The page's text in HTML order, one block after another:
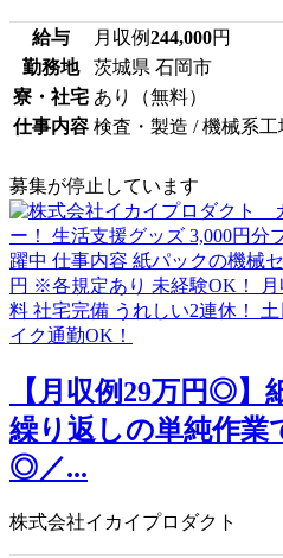
給与 月収例244,000円
勤務地
茨城県 石岡市
寮・社宅 あり（無料）
仕事内容 検査・製造 / 機械系工
募集が停止しています
【月収例29万円◎】
繰り返しの単純作業
◎／...
株式会社イカイプロダクト